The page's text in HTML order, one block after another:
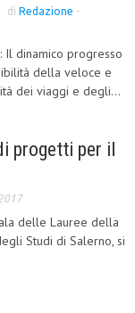
di Redazione -
Il dinamico progresso
della veloce e
dei viaggi e degli...
progetti per il
delle Lauree della
Studi di Salerno, si